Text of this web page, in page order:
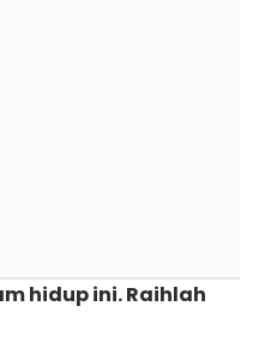
hidup ini. Raihlah